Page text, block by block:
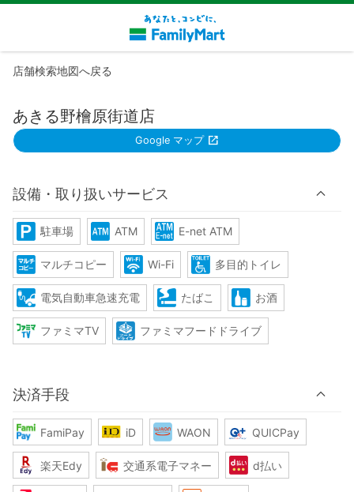
店舗検索地図へ戻る
あきる野檜原街道店
Google マップ
設備・取り扱いサービス
駐車場 ATM E-net ATM
マルチコピー Wi-Fi 多目的トイレ
電気自動車急速充電 たばこ お酒
ファミマTV ファミマフードドライブ
決済手段
FamiPay iD WAON QUICPay
楽天Edy 交通系電子マネー d払い